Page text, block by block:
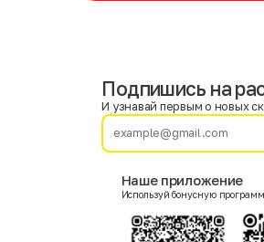
Фамилия
Женский
Подпишись на
И узнавай первым о новых
Наше приложение
Используй бонусную